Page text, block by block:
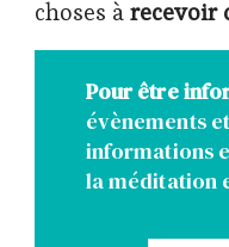
choses àrecevoir
Pour être
évènements
informations
la méditation